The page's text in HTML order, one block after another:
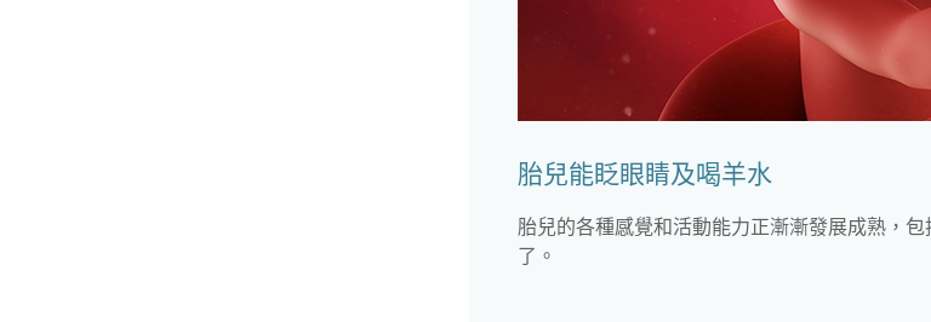
胎兒能眨眼睛及喝羊水
胎兒的各種感覺和活動能力正漸漸發展成熟，
了。